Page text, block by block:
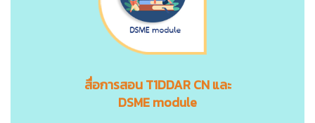
สื่อการสอนT1DDAR CNและ
DSME module